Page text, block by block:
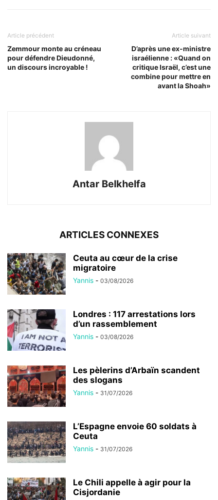
Article précédent
Zemmour monte au créneau
pour défendre Dieudonné,
un discours incroyable !
Article suivant
D’après une ex-ministre
israélienne : «Quand on
critique Israël, c’est une
combine pour mettre en
avant la Shoah»
Antar Belkhelfa
ARTICLES CONNEXES
Ceuta au cœur de la crise
migratoire
Yannis - 03/08/2026
Londres : 117 arrestations lors
d’un rassemblement
Yannis - 03/08/2026
Les pèlerins d’Arbaïn scandent
des slogans
Yannis - 31/07/2026
L’Espagne envoie 60 soldats à
Ceuta
Yannis - 31/07/2026
Le Chili appelle à agir pour la
Cisjordanie